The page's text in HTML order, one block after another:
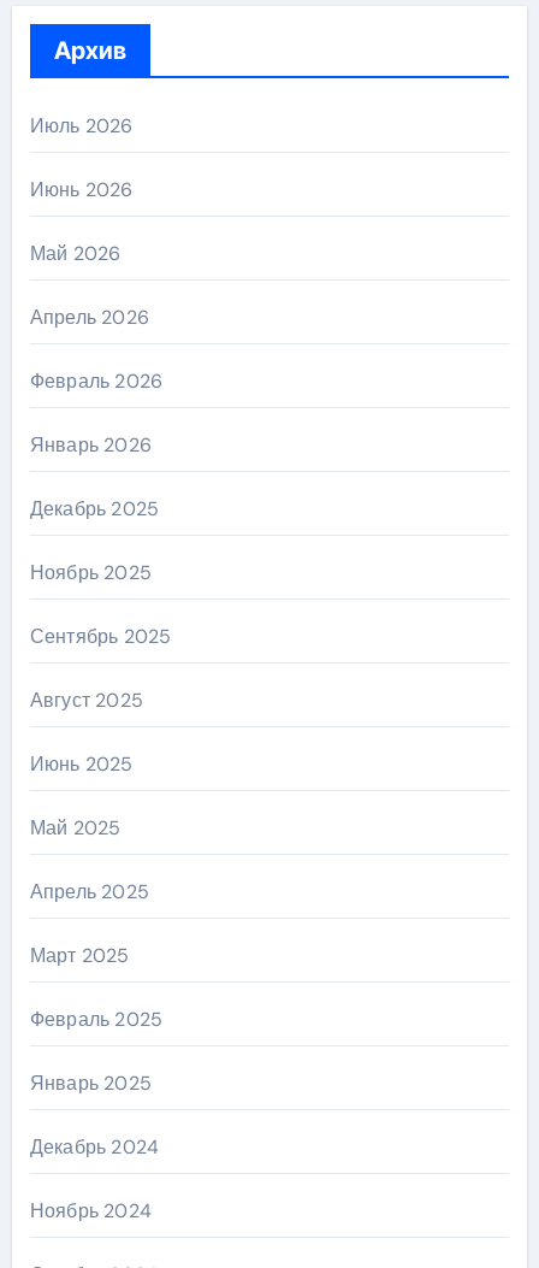
Архив
Июль 2026
Июнь 2026
Май 2026
Апрель 2026
Февраль 2026
Январь 2026
Декабрь 2025
Ноябрь 2025
Сентябрь 2025
Август 2025
Июнь 2025
Май 2025
Апрель 2025
Март 2025
Февраль 2025
Январь 2025
Декабрь 2024
Ноябрь 2024